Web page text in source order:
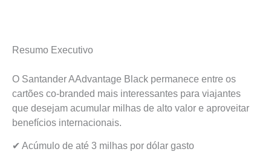
Resumo Executivo
O Santander AAdvantage Black permanece entre os
cartões co-branded mais interessantes para viajantes
que desejam acumular milhas de alto valor e aproveitar
benefícios internacionais.
✔ Acúmulo de até 3 milhas por dólar gasto